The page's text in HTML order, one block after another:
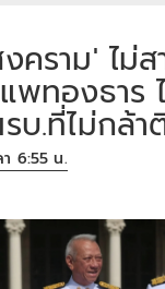
คราม' ไม่ส
พทองธาร
บ.ที่ไม่กล้
6:55 น.